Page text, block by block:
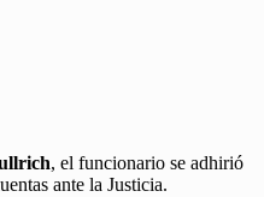
, el funcionario se adhirió
ante la Justicia.